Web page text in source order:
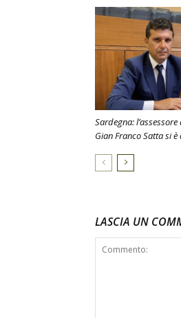
Sardegna:
Gian Franco Satta si
LASCIA UN